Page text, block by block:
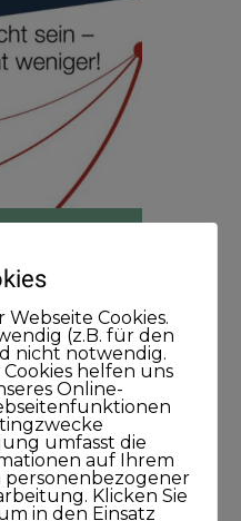
Geburtshelfer
Cookies.
(z.B. für den
nicht notwendig.
helfen uns
Online-
umfasst die
auf Ihrem
personenbezogener
Klicken Sie
in den Einsatz